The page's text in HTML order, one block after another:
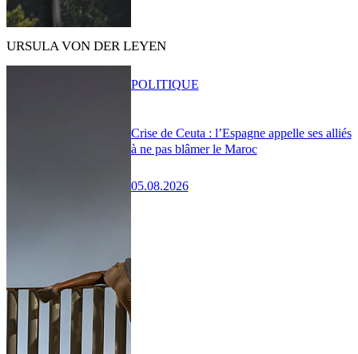
URSULA VON DER LEYEN
Crise de Ceuta : l’Espagne appelle ses alliés
à ne pas blâmer le Maroc
05.08.2026
POLITIQUE